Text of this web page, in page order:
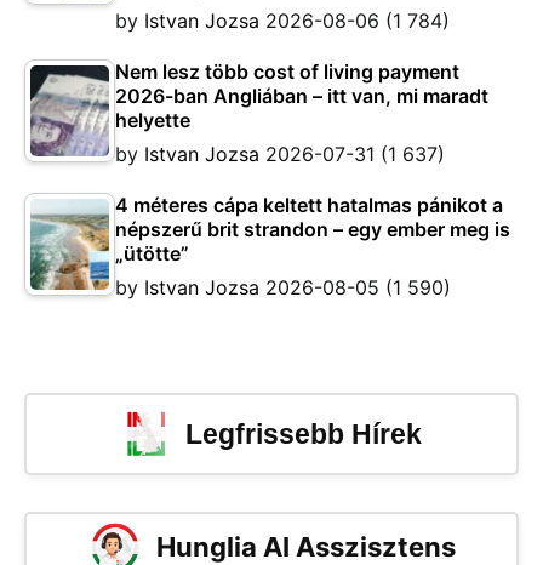
by Istvan Jozsa 2026-08-06 (1 784)
Nem lesz több cost of living payment
2026-ban Angliában – itt van, mi maradt
helyette
by Istvan Jozsa 2026-07-31 (1 637)
4 méteres cápa keltett hatalmas pánikot a
népszerű brit strandon – egy ember meg is
„ütötte”
by Istvan Jozsa 2026-08-05 (1 590)
Legfrissebb Hírek
Hunglia AI Asszisztens